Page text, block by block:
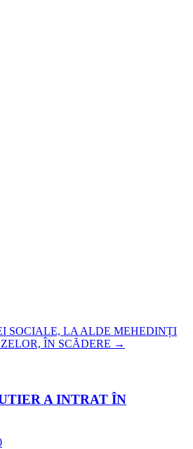
SOCIALE, LA ALDE MEHEDINȚI
ÎN SCĂDERE →
A INTRAT ÎN